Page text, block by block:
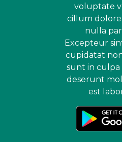
voluptate
cillum
nulla
Excepteur
cupidatat
sunt in culpa
deserunt
est